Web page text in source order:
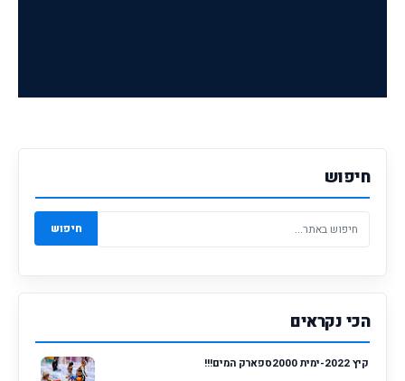
חיפוש
חיפוש
הכי נקראים
קיץ 2022-ימית 2000ספארק המים!!!